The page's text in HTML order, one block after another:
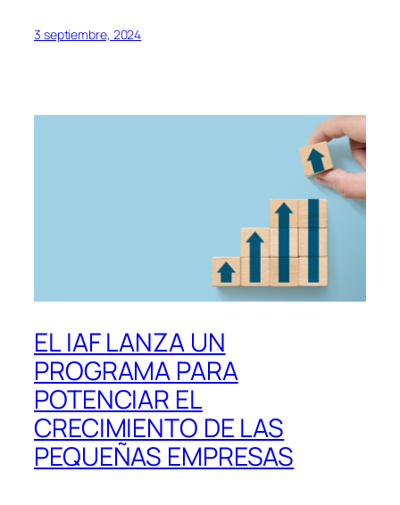
3 septiembre, 2024
EL IAF LANZA UN
PROGRAMA PARA
POTENCIAR EL
CRECIMIENTO DE LAS
PEQUEÑAS EMPRESAS